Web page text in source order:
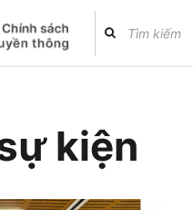
kiện